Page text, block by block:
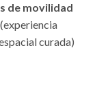
de movilidad
(experiencia
curada)